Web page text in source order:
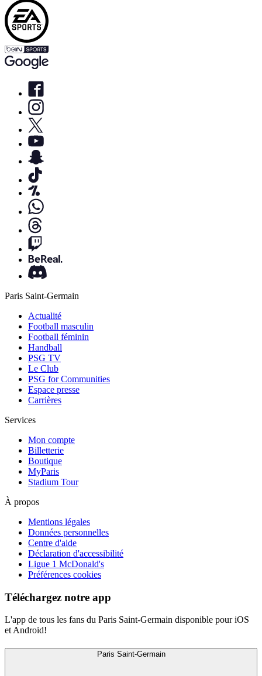
Paris Saint-Germain
Actualité
Football masculin
Football féminin
Handball
PSG TV
Le Club
PSG for Communities
Espace presse
Carrières
Services
Mon compte
Billetterie
Boutique
MyParis
Stadium Tour
À propos
Mentions légales
Données personnelles
Centre d'aide
Déclaration d'accessibilité
Ligue 1 McDonald's
Préférences cookies
Téléchargez notre app
L'app de tous les fans du Paris Saint-Germain disponible pour iOS
et Android!
Paris Saint-Germain